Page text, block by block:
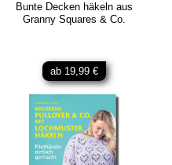
Bunte Decken häkeln aus
Granny Squares & Co.
ab 19,99 €